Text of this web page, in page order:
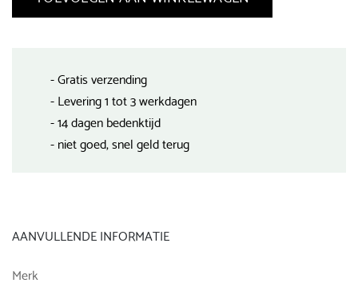
- Gratis verzending
- Levering 1 tot 3 werkdagen
- 14 dagen bedenktijd
- niet goed, snel geld terug
AANVULLENDE INFORMATIE
Merk